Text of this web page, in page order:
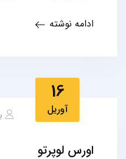
ادامه نوشته
16
آوریل
اورس لوپرتو